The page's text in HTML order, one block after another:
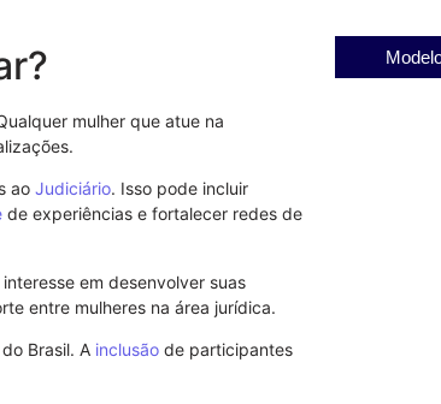
mulher que atue na
ao Judiciário. Isso pode incluir
de experiências e fortalecer redes de
em desenvolver suas
entre mulheres na área jurídica.
Brasil. A inclusão de participantes